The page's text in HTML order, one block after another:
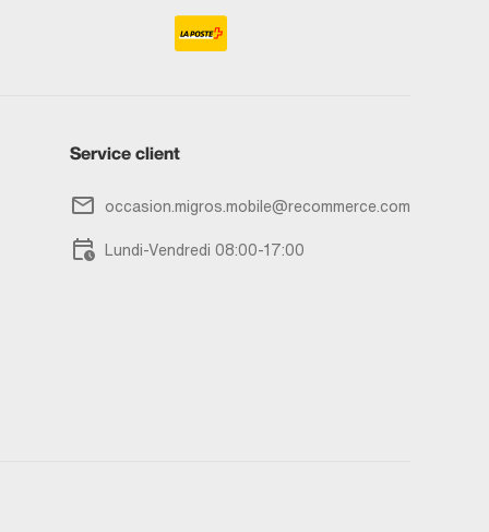
Service client
occasion.migros.mobile@recommerce.com
Lundi-Vendredi 08:00-17:00